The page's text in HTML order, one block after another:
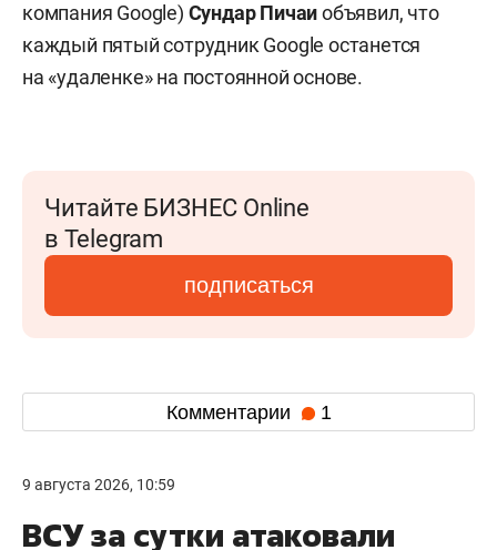
компания Google) Сундар Пичаиобъявил, что
каждый пятый сотрудник Google останется
на «удаленке» на постоянной основе.
Читайте БИЗНЕС Online
в Telegram
подписаться
Комментарии 1
9 августа 2026, 10:59
ВСУ за сутки атаковали